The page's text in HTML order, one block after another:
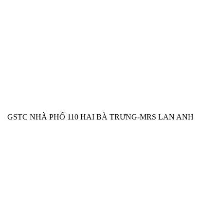
GSTC NHÀ PHỐ 110 HAI BÀ TRƯNG-MRS LAN ANH